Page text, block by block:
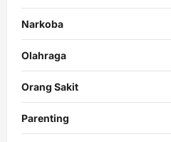
Narkoba
Olahraga
Orang Sakit
Parenting